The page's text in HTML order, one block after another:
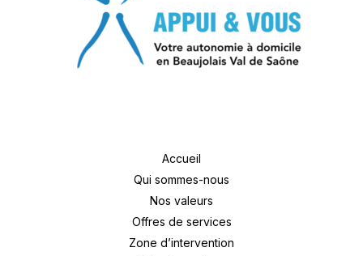
Accueil
Qui sommes-nous
Nos valeurs
Offres de services
Zone d’intervention